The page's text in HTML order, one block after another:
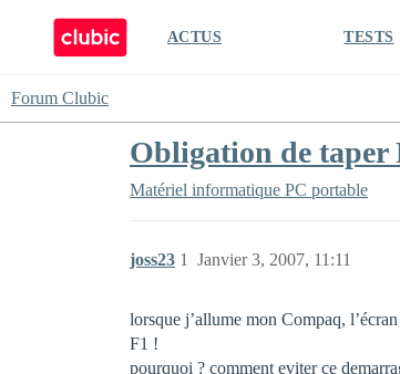
ACTUS TESTS
Forum Clubic
Obligation de taper
Matériel informatique PC portable
joss23 Janvier 3, 2007, 11:11
1
lorsque j’allume mon Compaq,
F1 !
pourquoi ? comment eviter ce